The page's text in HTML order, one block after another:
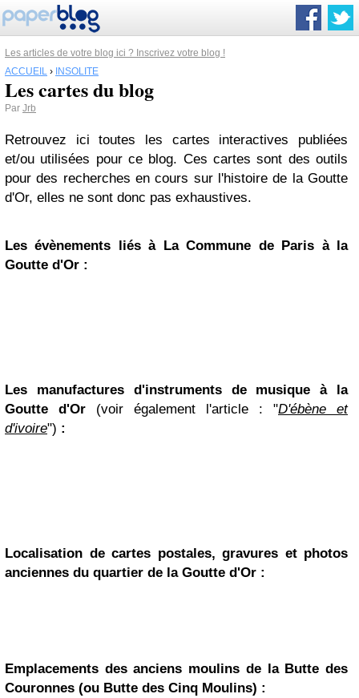
Les articles de votre blog ici ? Inscrivez votre blog !
ACCUEIL › INSOLITE
Les cartes du blog
Par Jrb
Retrouvez ici toutes les cartes interactives publiées
et/ou utilisées pour ce blog. Ces cartes sont des outils
pour des recherches en cours sur l'histoire de la Goutte
d'Or, elles ne sont donc pas exhaustives.
Les évènements liés à La Commune de Paris à la
Goutte d'Or :
Les manufactures d'instruments de musique à la
Goutte d'Or (voir également l'article : "D'ébène et
d'ivoire") :
Localisation de cartes postales, gravures et photos
anciennes du quartier de la Goutte d'Or :
Emplacements des anciens moulins de la Butte des
Couronnes (ou Butte des Cinq Moulins) :